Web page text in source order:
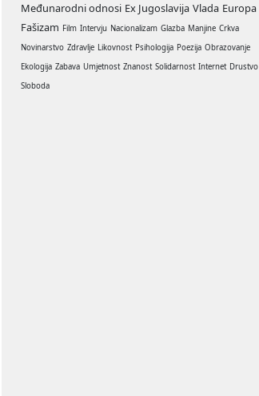
Međunarodni odnosi Ex Jugoslavija Vlada Europa
Fašizam Film Intervju Nacionalizam Glazba Manjine Crkva
Novinarstvo Zdravlje Likovnost Psihologija Poezija Obrazovanje
Ekologija Zabava Umjetnost Znanost Solidarnost Internet Drustvo
Sloboda